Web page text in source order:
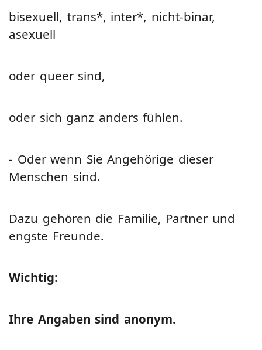
bisexuell, trans*, inter*, nicht-binär,
asexuell
oder queer sind,
oder sich ganz anders fühlen.
- Oder wenn Sie Angehörige dieser
Menschen sind.
Dazu gehören die Familie, Partner und
engste Freunde.
Wichtig:
Ihre Angaben sind anonym.